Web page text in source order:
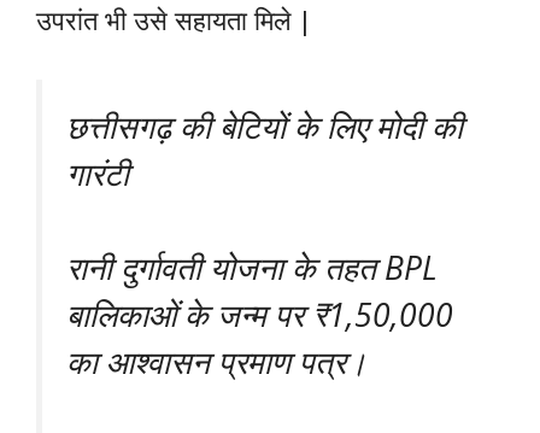
उपरांत भी उसे सहायता मिले |
छत्तीसगढ़ की बेटियों के लिए मोदी की
गारंटी
रानी दुर्गावती योजना के तहत BPL
बालिकाओं के जन्म पर ₹1,50,000
का आश्वासन प्रमाण पत्र।